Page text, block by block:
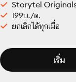
Storytel
199บ./ด.
ยกเลิกได้ทุกเมื่อ
เริ่ม